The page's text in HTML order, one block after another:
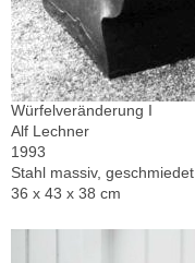
Würfelveränderung I
Alf Lechner
1993
Stahl massiv, geschmiedet
36 x 43 x 38 cm